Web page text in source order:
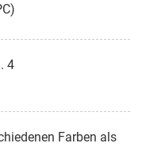
4
Farben als